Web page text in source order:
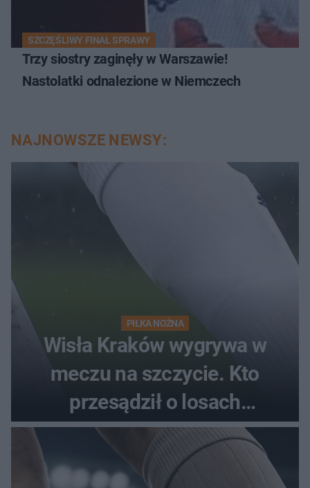
SZCZĘŚLIWY FINAŁ SPRAWY
Trzy siostry zaginęły w Warszawie!
Nastolatki odnalezione w Niemczech
NAJNOWSZE NEWSY:
PIŁKA NOŻNA
Wisła Kraków wygrywa w
meczu na szczycie. Kto
przesądził o losach
spotkania?